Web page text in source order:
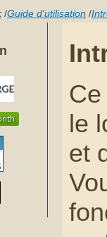
/Guide d'utilisation /
le
et